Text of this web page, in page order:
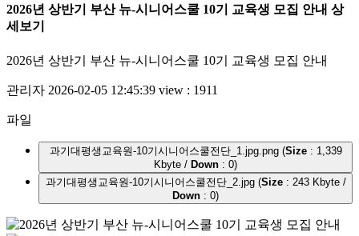
2026년 상반기 부산 뉴-시니어스쿨 10기 교육생 모집 안내 상
세보기
2026년 상반기 부산 뉴-시니어스쿨 10기 교육생 모집 안내
관리자 2026-02-05 12:45:39 view : 1911
파일
과기대평생교육원-10기시니어스쿨전단_1.jpg.png (Size: 1,339
Kbyte / Down : 0)
과기대평생교육원-10기시니어스쿨전단_2.jpg (Size: 243 Kbyte /
Down : 0)